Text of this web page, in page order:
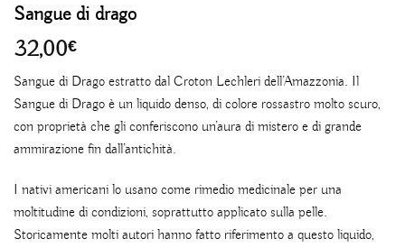
Sangue di drago
32,00€
Sangue di Drago estratto dal Croton Lechleri ​​dell’Amazzonia. Il
Sangue di Drago è un liquido denso, di colore rossastro molto scuro,
con proprietà che gli conferiscono un’aura di mistero e di grande
ammirazione fin dall’antichità.
I nativi americani lo usano come rimedio medicinale per una
moltitudine di condizioni, soprattutto applicato sulla pelle.
Storicamente molti autori hanno fatto riferimento a questo liquido,